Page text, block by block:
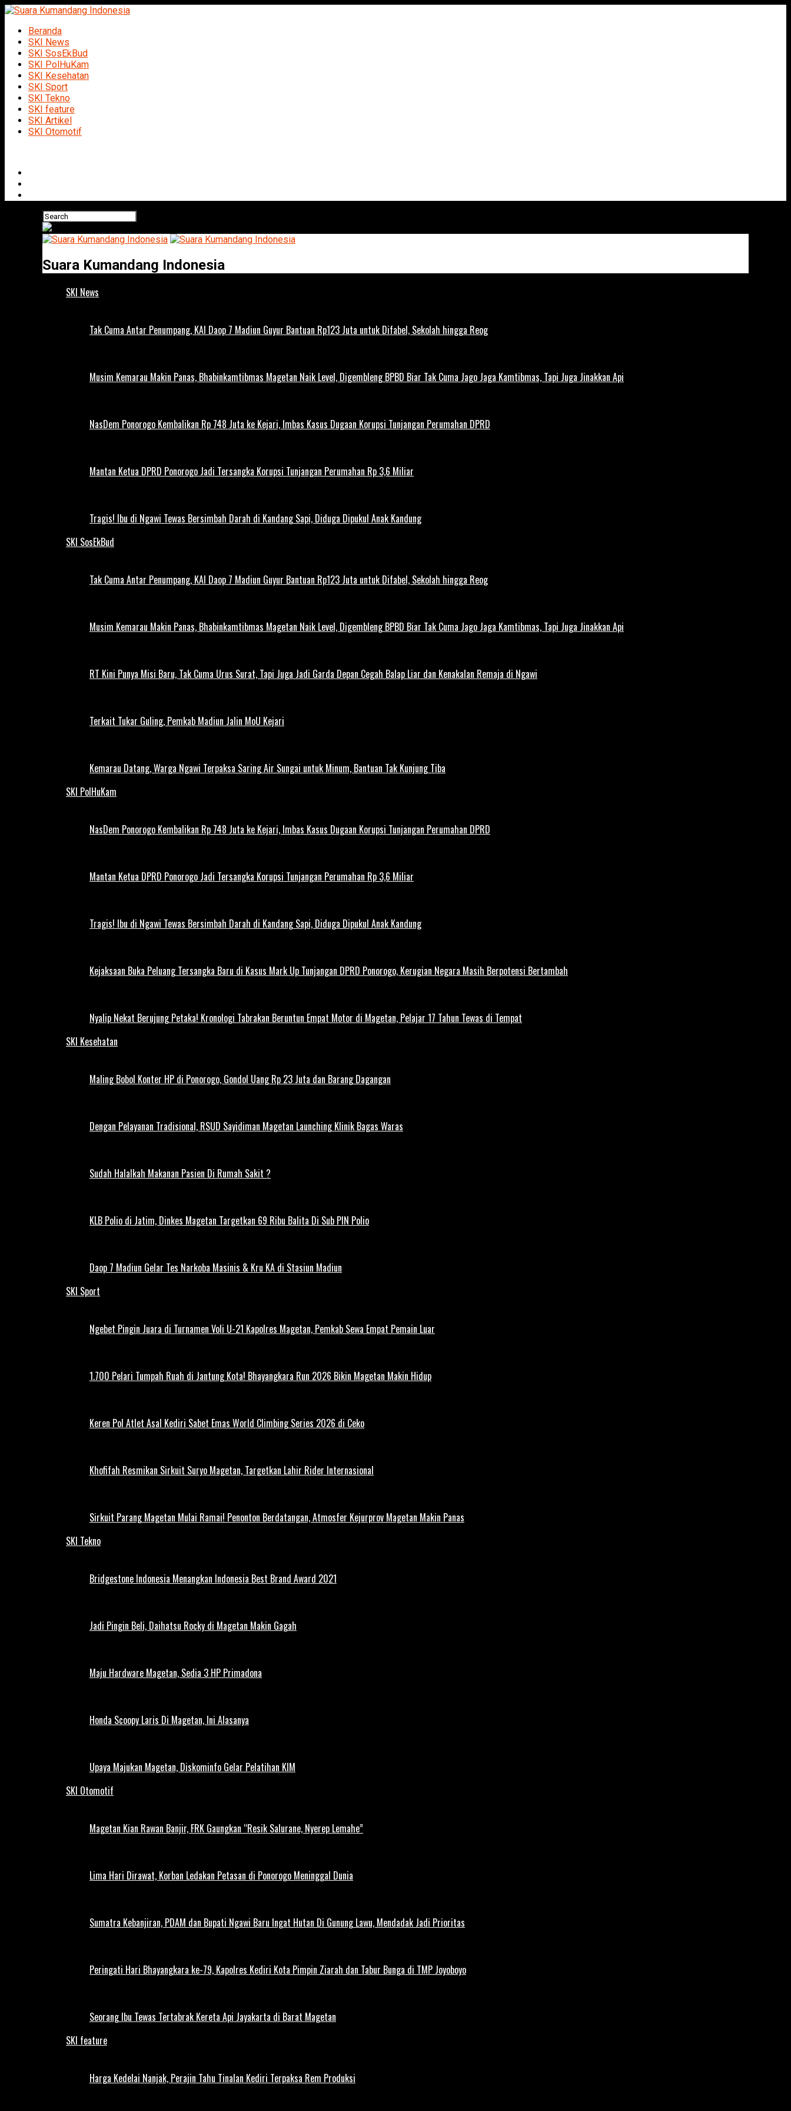
Beranda
SKI News
SKI SosEkBud
SKI PolHuKam
SKI Kesehatan
SKI Sport
SKI Tekno
SKI feature
SKI Artikel
SKI Otomotif
Suara Kumandang Indonesia
SKI News
Tak Cuma Antar Penumpang, KAI Daop 7 Madiun Guyur Bantuan Rp123 Juta untuk Difabel, Sekolah hingga Reog
Musim Kemarau Makin Panas, Bhabinkamtibmas Magetan Naik Level, Digembleng BPBD Biar Tak Cuma Jago Jaga Kamtibmas, Tapi Juga Jinakkan Api
NasDem Ponorogo Kembalikan Rp 748 Juta ke Kejari, Imbas Kasus Dugaan Korupsi Tunjangan Perumahan DPRD
Mantan Ketua DPRD Ponorogo Jadi Tersangka Korupsi Tunjangan Perumahan Rp 3,6 Miliar
Tragis! Ibu di Ngawi Tewas Bersimbah Darah di Kandang Sapi, Diduga Dipukul Anak Kandung
SKI SosEkBud
Tak Cuma Antar Penumpang, KAI Daop 7 Madiun Guyur Bantuan Rp123 Juta untuk Difabel, Sekolah hingga Reog
Musim Kemarau Makin Panas, Bhabinkamtibmas Magetan Naik Level, Digembleng BPBD Biar Tak Cuma Jago Jaga Kamtibmas, Tapi Juga Jinakkan Api
RT Kini Punya Misi Baru, Tak Cuma Urus Surat, Tapi Juga Jadi Garda Depan Cegah Balap Liar dan Kenakalan Remaja di Ngawi
Terkait Tukar Guling, Pemkab Madiun Jalin MoU Kejari
Kemarau Datang, Warga Ngawi Terpaksa Saring Air Sungai untuk Minum, Bantuan Tak Kunjung Tiba
SKI PolHuKam
NasDem Ponorogo Kembalikan Rp 748 Juta ke Kejari, Imbas Kasus Dugaan Korupsi Tunjangan Perumahan DPRD
Mantan Ketua DPRD Ponorogo Jadi Tersangka Korupsi Tunjangan Perumahan Rp 3,6 Miliar
Tragis! Ibu di Ngawi Tewas Bersimbah Darah di Kandang Sapi, Diduga Dipukul Anak Kandung
Kejaksaan Buka Peluang Tersangka Baru di Kasus Mark Up Tunjangan DPRD Ponorogo, Kerugian Negara Masih Berpotensi Bertambah
Nyalip Nekat Berujung Petaka! Kronologi Tabrakan Beruntun Empat Motor di Magetan, Pelajar 17 Tahun Tewas di Tempat
SKI Kesehatan
Maling Bobol Konter HP di Ponorogo, Gondol Uang Rp 23 Juta dan Barang Dagangan
Dengan Pelayanan Tradisional, RSUD Sayidiman Magetan Launching Klinik Bagas Waras
Sudah Halalkah Makanan Pasien Di Rumah Sakit ?
KLB Polio di Jatim, Dinkes Magetan Targetkan 69 Ribu Balita Di Sub PIN Polio
Daop 7 Madiun Gelar Tes Narkoba Masinis & Kru KA di Stasiun Madiun
SKI Sport
Ngebet Pingin Juara di Turnamen Voli U-21 Kapolres Magetan, Pemkab Sewa Empat Pemain Luar
1.700 Pelari Tumpah Ruah di Jantung Kota! Bhayangkara Run 2026 Bikin Magetan Makin Hidup
Keren Pol Atlet Asal Kediri Sabet Emas World Climbing Series 2026 di Ceko
Khofifah Resmikan Sirkuit Suryo Magetan, Targetkan Lahir Rider Internasional
Sirkuit Parang Magetan Mulai Ramai! Penonton Berdatangan, Atmosfer Kejurprov Magetan Makin Panas
SKI Tekno
Bridgestone Indonesia Menangkan Indonesia Best Brand Award 2021
Jadi Pingin Beli, Daihatsu Rocky di Magetan Makin Gagah
Maju Hardware Magetan, Sedia 3 HP Primadona
Honda Scoopy Laris Di Magetan, Ini Alasanya
Upaya Majukan Magetan, Diskominfo Gelar Pelatihan KIM
SKI Otomotif
Magetan Kian Rawan Banjir, FRK Gaungkan “Resik Salurane, Nyerep Lemahe”
Lima Hari Dirawat, Korban Ledakan Petasan di Ponorogo Meninggal Dunia
Sumatra Kebanjiran, PDAM dan Bupati Ngawi Baru Ingat Hutan Di Gunung Lawu, Mendadak Jadi Prioritas
Peringati Hari Bhayangkara ke-79, Kapolres Kediri Kota Pimpin Ziarah dan Tabur Bunga di TMP Joyoboyo
Seorang Ibu Tewas Tertabrak Kereta Api Jayakarta di Barat Magetan
SKI feature
Harga Kedelai Nanjak, Perajin Tahu Tinalan Kediri Terpaksa Rem Produksi